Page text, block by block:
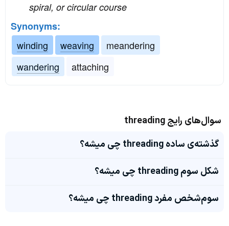
spiral, or circular course
Synonyms:
winding
weaving
meandering
wandering
attaching
سوال‌های رایج threading
گذشته‌ی ساده threading چی میشه؟
شکل سوم threading چی میشه؟
سوم‌شخص مفرد threading چی میشه؟